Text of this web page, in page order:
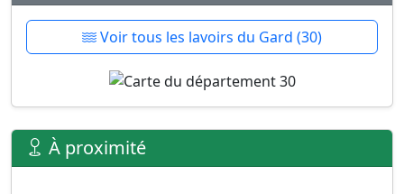
Voir tous les lavoirs du Gard (30)
À proximité